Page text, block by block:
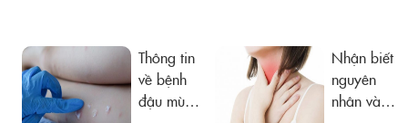
Thông tin
về bệnh
đậu mùa
Nhận biết
nguyên
nhân và